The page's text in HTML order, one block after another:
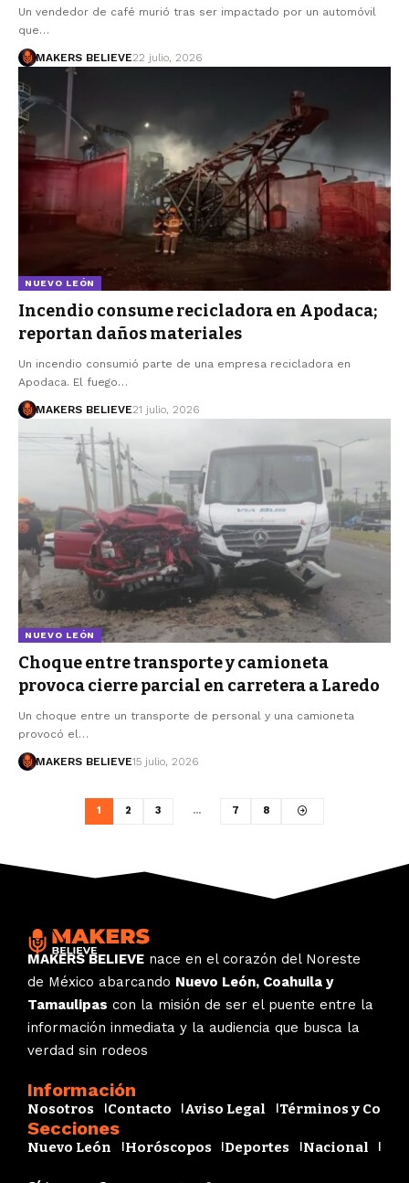
Un vendedor de café murió tras ser impactado por un automóvil
que…
MAKERS BELIEVE22 julio, 2026
NUEVO LEÓN
Incendio consume recicladora en Apodaca;
reportan daños materiales
Un incendio consumió parte de una empresa recicladora en
Apodaca. El fuego…
MAKERS BELIEVE21 julio, 2026
NUEVO LEÓN
Choque entre transporte y camioneta
provoca cierre parcial en carretera a Laredo
Un choque entre un transporte de personal y una camioneta
provocó el…
MAKERS BELIEVE15 julio, 2026
1 2 3 … 7 8
MAKERS BELIEVE nace en el corazón del Noreste
de México abarcando Nuevo León, Coahuila y
Tamaulipas con la misión de ser el puente entre la
información inmediata y la audiencia que busca la
verdad sin rodeos
Información
Nosotros Contacto Aviso Legal Términos y
Secciones
Nuevo León Horóscopos Deportes Nacional